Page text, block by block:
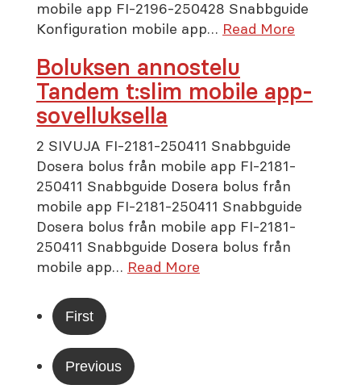
mobile app FI-2196-250428 Snabbguide
Konfiguration mobile app… Read More
Boluksen annostelu
Tandem t:slim mobile app-
sovelluksella
2 SIVUJA FI-2181-250411 Snabbguide
Dosera bolus från mobile app FI-2181-
250411 Snabbguide Dosera bolus från
mobile app FI-2181-250411 Snabbguide
Dosera bolus från mobile app FI-2181-
250411 Snabbguide Dosera bolus från
mobile app… Read More
First
Previous